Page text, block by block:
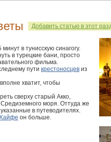
Добавить статью в этот
в тунисскую синагогу.
в турецкие бани, просто
фильма.
пути крестоносцев из
хватит, чтобы
сверху старый Акко,
моря. Оттуда же
в путеводителях.
он больше.